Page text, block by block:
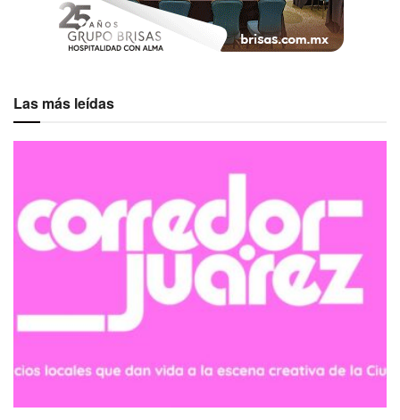
Las más leídas